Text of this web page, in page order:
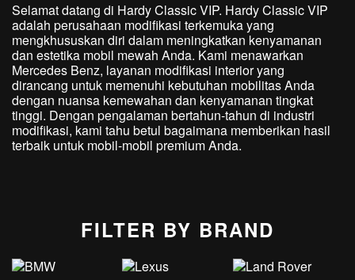
Selamat datang di Hardy Classic VIP. Hardy Classic VIP
adalah perusahaan modifikasi terkemuka yang
mengkhususkan diri dalam meningkatkan kenyamanan
dan estetika mobil mewah Anda. Kami menawarkan
Mercedes Benz, layanan modifikasi interior yang
dirancang untuk memenuhi kebutuhan mobilitas Anda
dengan nuansa kemewahan dan kenyamanan tingkat
tinggi. Dengan pengalaman bertahun-tahun di industri
modifikasi, kami tahu betul bagaimana memberikan hasil
terbaik untuk mobil-mobil premium Anda.
FILTER BY BRAND